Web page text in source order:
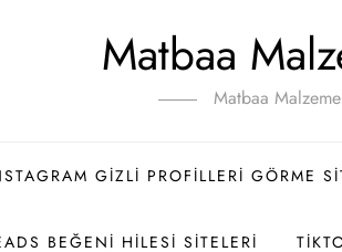
Matbaa
Matbaa
GIZLI PROFILLERI GÖRME
BEĞENI HILESI SITELERI